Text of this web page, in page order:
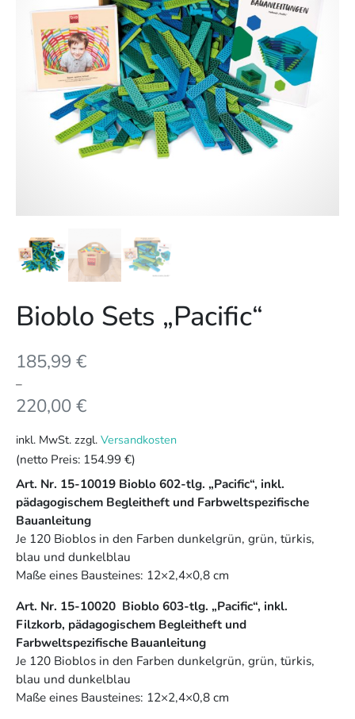
Bioblo Sets „Pacific“
185,99 €
–
220,00€
inkl. MwSt. zzgl. Versandkosten
(netto Preis: 154.99 €)
Art. Nr. 15-10019 Bioblo 602-tlg. „Pacific“, inkl.
pädagogischem Begleitheft und Farbweltspezifische
Bauanleitung
Je 120 Bioblos in den Farben dunkelgrün, grün, türkis,
blau und dunkelblau
Maße eines Bausteines: 12×2,4×0,8 cm
Art. Nr. 15-10020 Bioblo 603-tlg. „Pacific“, inkl.
Filzkorb, pädagogischem Begleitheft und
Farbweltspezifische Bauanleitung
Je 120 Bioblos in den Farben dunkelgrün, grün, türkis,
blau und dunkelblau
Maße eines Bausteines: 12×2,4×0,8 cm